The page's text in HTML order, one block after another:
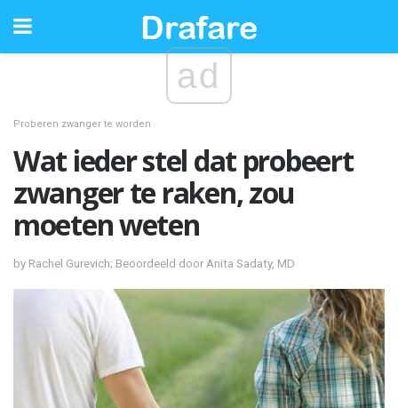
ad
Proberen zwanger te worden
Wat ieder stel dat probeert
zwanger te raken, zou
moeten weten
by Rachel Gurevich; Beoordeeld door Anita Sadaty, MD